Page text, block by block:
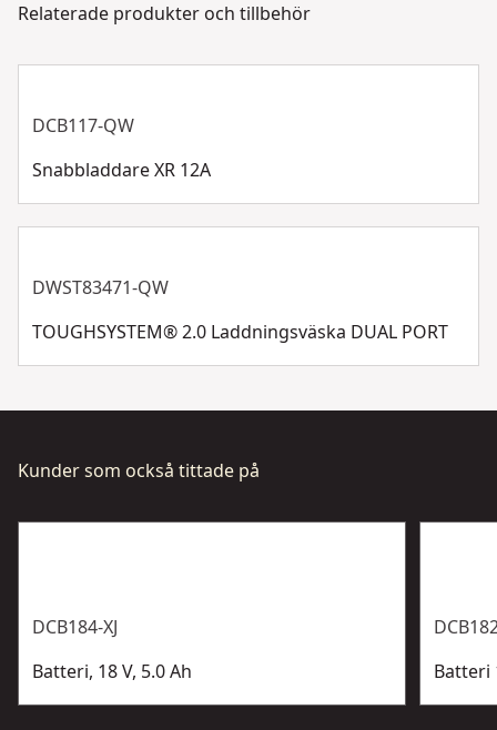
Relaterade produkter och tillbehör
DCB117-QW
Snabbladdare XR 12A
DWST83471-QW
TOUGHSYSTEM® 2.0 Laddningsväska DUAL PORT
Kunder som också tittade på
DCB184-XJ
Batteri, 18 V, 5.0 Ah
Batteri